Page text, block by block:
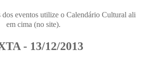
dos eventos utilize o Calendário Cultural ali
em cima (no site).
- 13/12/2013